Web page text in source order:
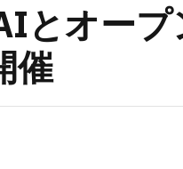
とオー
催